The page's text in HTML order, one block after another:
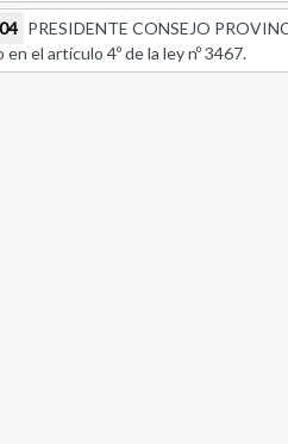
PRESIDENTE CONSEJO
el artículo 4º de la ley nº 3467.